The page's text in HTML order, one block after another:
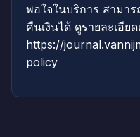
พอใจในบริการ สามา
คืนเงินได้ ดูรายละเอีย
https://
policy